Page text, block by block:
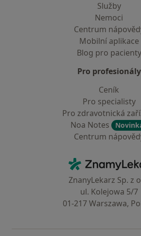
Služby
Nemoci
Centrum
Mobilní aplikace
Blog pro pacienty
Pro profesionály
Ceník
Pro specialisty
Pro zdravotnická
Noa Notes
Centrum
ZnanyLekarz Sp. z
ul. Kolejowa 5/7
01-217 Warszawa,